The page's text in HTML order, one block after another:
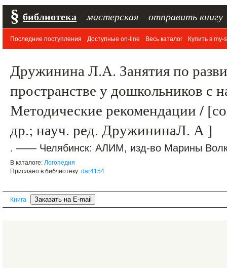
§ библиотека мастерская отправить книгу
Последние поступления Доступные on-line Весь каталог Купить в my-
Дружинина Л.А. Занятия по
пространстве у дошкольников с
Методические рекомендации /
др.; науч. ред. ДружининаЛ. А ]
. —— Челябинск: АЛИМ, изд-во Марины
В каталоге: Логопедия
Прислано в библиотеку: dar4154
Книга